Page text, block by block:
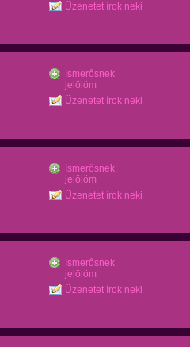
Üzenetet írok neki
Ismerősnek
jelölöm
Üzenetet írok neki
Ismerősnek
jelölöm
Üzenetet írok neki
Ismerősnek
jelölöm
Üzenetet írok neki